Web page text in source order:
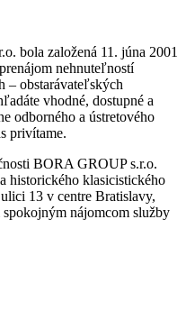
bola založená 11. júna 2001
nehnuteľností
– obstarávateľských
vhodné, dostupné a
odborného a ústretového
privítame.
BORA GROUP s.r.o.
historického klasicistického
13 v centre Bratislavy,
nájomcom služby